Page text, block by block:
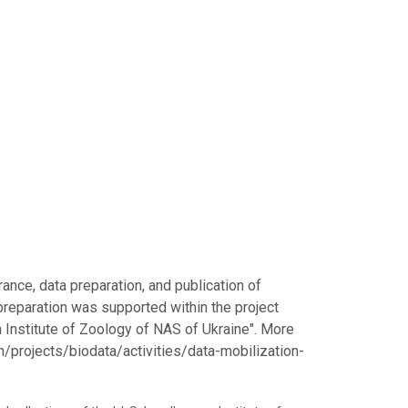
data preparation, and publication of
was supported within the project
of Zoology of NAS of Ukraine". More
projects/biodata/activities/data-mobilization-